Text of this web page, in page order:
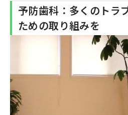
予防歯科：多くのトラ
ための取り組みを